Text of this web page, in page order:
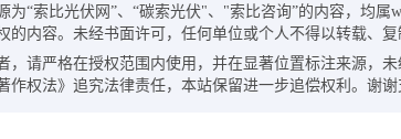
为“索比光伏网”、“碳索光伏"、"索比咨询”的内容，均属
的内容。未经书面许可，任何单位或个人不得以转载、复
，请严格在授权范围内使用，并在显著位置标注来源，
作权法》追究法律责任，本站保留进一步追偿权利。谢谢